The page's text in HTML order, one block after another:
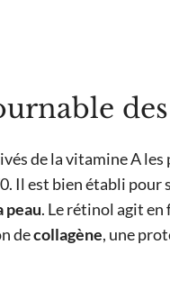
de la vitamine A
Il est bien établi pour
peau. Le rétinol agit
decollagène, une